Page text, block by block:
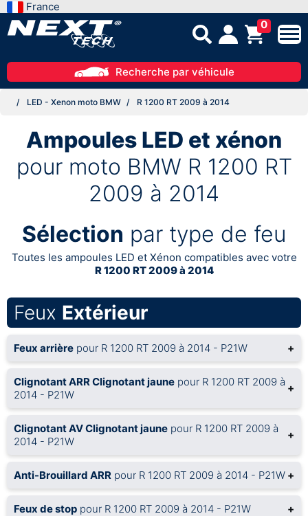
France
0
Recherche par véhicule
LED - Xenon moto BMW R 1200 RT 2009 à 2014
Ampoules LED et xénon
pour moto BMW R 1200 RT
2009 à 2014
Sélection par type de feu
Toutes les ampoules LED et Xénon compatibles avec votre
R 1200 RT 2009 à 2014
Feux Extérieur
Feux arrière pour R 1200 RT 2009 à 2014 - P21W +
Clignotant ARR Clignotant jaune pour R 1200 RT 2009 à
2014 - P21W
+
Clignotant AV Clignotant jaune pour R 1200 RT 2009 à
2014 - P21W
+
Anti-Brouillard ARR pour R 1200 RT 2009 à 2014 - P21W +
Feux de stop pour R 1200 RT 2009 à 2014 - P21W +